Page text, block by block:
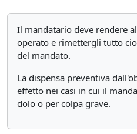
Il mandatario deve rendere
operato e rimettergli tutto
del mandato.
La dispensa preventiva
effetto nei casi in cui il
dolo o per colpa grave.